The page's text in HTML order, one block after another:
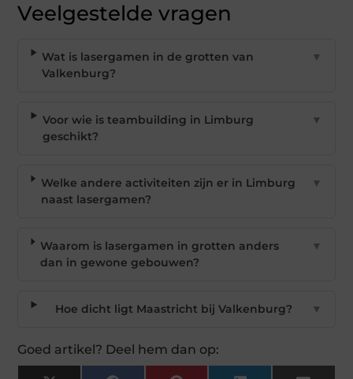
Veelgestelde vragen
Wat is lasergamen in de grotten van
Valkenburg?
▼
Voor wie is teambuilding in Limburg
geschikt?
▼
Welke andere activiteiten zijn er in Limburg
naast lasergamen?
▼
Waarom is lasergamen in grotten anders
dan in gewone gebouwen?
▼
Hoe dicht ligt Maastricht bij Valkenburg? ▼
Goed artikel? Deel hem dan op: